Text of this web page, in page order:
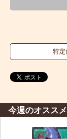
特定
今週のオスス